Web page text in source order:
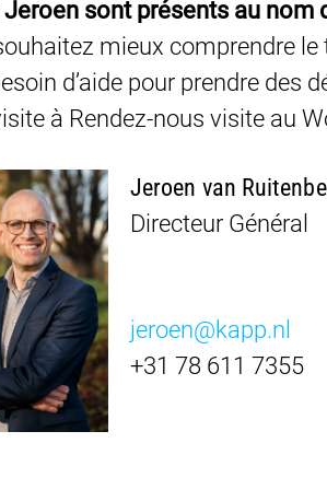
sont présents au nom
mieux comprendre
d’aide pour prendre des
à Rendez-nous visite au
Jeroen van
Directeur Général
jeroen@kapp.nl
+31 78 611 7355